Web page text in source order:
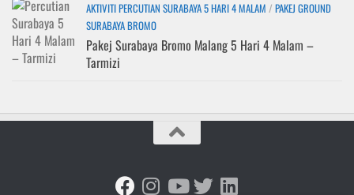
AKTIVITI PERCUTIAN SURABAYA 5 HARI 4 MALAM / PAKEJ GROUND
SURABAYA BROMO
Pakej Surabaya Bromo Malang 5 Hari 4 Malam –
Tarmizi